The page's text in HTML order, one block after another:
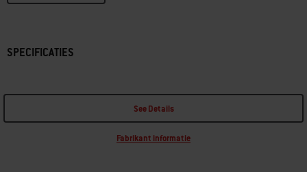
SPECIFICATIES
See Details
Fabrikant informatie